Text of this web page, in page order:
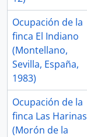
Ocupación de la
finca El Indiano
(Montellano,
Sevilla, España,
1983)
Ocupación de la
finca Las Harinas
(Morón de la